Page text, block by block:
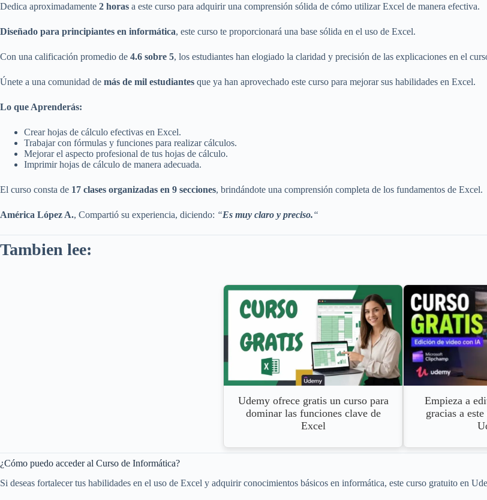
Dedica aproximadamente 2 horas a este curso para adquirir una comprensión sólida de cómo utilizar Excel de manera efectiva.
Diseñado para principiantes en informática, este curso te proporcionará una base sólida en el uso de Excel.
Con una calificación promedio de 4.6 sobre 5, los estudiantes han elogiado la claridad y precisión de las explicaciones en el
Únete a una comunidad de más de mil estudiantes que ya han aprovechado este curso para mejorar sus habilidades en Excel.
Lo que Aprenderás:
Crear hojas de cálculo efectivas en Excel.
Trabajar con fórmulas y funciones para realizar cálculos.
Mejorar el aspecto profesional de tus hojas de cálculo.
Imprimir hojas de cálculo de manera adecuada.
El curso consta de 17 clases organizadas en 9 secciones, brindándote una comprensión completa de los fundamentos de Excel.
América López A., Compartió su experiencia, diciendo: “Es muy claro y preciso.“
Tambien lee:
Udemy ofrece gratis un curso para
dominar las funciones clave de
Excel
Empieza a
gracias a
¿Cómo puedo acceder al Curso de Informática?
Si deseas fortalecer tus habilidades en el uso de Excel y adquirir conocimientos básicos en informática, este curso gratuito en